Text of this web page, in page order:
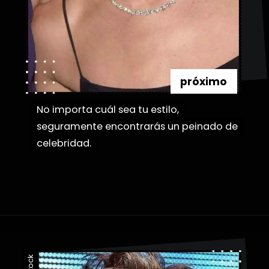
No importa cuál sea tu estilo,
seguramente encontrarás un peinado de
celebridad.
No importa cuál sea tu estilo,
seguramente encontrarás un peinado de
celebridad.
próximo